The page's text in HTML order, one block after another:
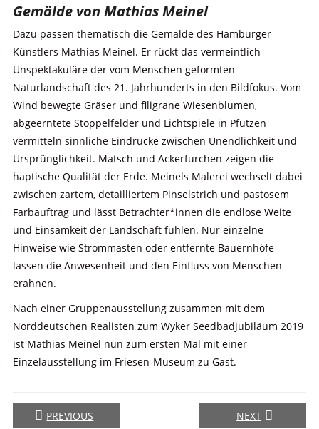
Gemälde von Mathias Meinel
Dazu passen thematisch die Gemälde des Hamburger
Künstlers Mathias Meinel. Er rückt das vermeintlich
Unspektakuläre der vom Menschen geformten
Naturlandschaft des 21. Jahrhunderts in den Bildfokus. Vom
Wind bewegte Gräser und filigrane Wiesenblumen,
abgeerntete Stoppelfelder und Lichtspiele in Pfützen
vermitteln sinnliche Eindrücke zwischen Unendlichkeit und
Ursprünglichkeit. Matsch und Ackerfurchen zeigen die
haptische Qualität der Erde. Meinels Malerei wechselt dabei
zwischen zartem, detailliertem Pinselstrich und pastosem
Farbauftrag und lässt Betrachter*innen die endlose Weite
und Einsamkeit der Landschaft fühlen. Nur einzelne
Hinweise wie Strommasten oder entfernte Bauernhöfe
lassen die Anwesenheit und den Einfluss von Menschen
erahnen.
Nach einer Gruppenausstellung zusammen mit dem
Norddeutschen Realisten zum Wyker Seedbadjubiläum 2019
ist Mathias Meinel nun zum ersten Mal mit einer
Einzelausstellung im Friesen-Museum zu Gast.
PREVIOUS NEXT